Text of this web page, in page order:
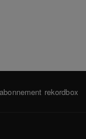
rekordbox